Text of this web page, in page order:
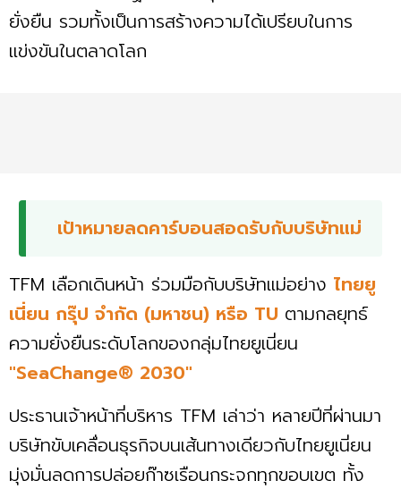
ยั่งยืน รวมทั้งเป็นการสร้างความได้เปรียบในการ
แข่งขันในตลาดโลก
เป้าหมายลดคาร์บอนสอดรับกับบริษัทแม่
TFM เลือกเดินหน้า ร่วมมือกับบริษัทแม่อย่าง ไทยยู
เนี่ยน กรุ๊ป จำกัด (มหาชน) หรือ TU ตามกลยุทธ์
ความยั่งยืนระดับโลกของกลุ่มไทยยูเนี่ยน
"SeaChange® 2030"
ประธานเจ้าหน้าที่บริหาร TFM เล่าว่า หลายปีที่ผ่านมา
บริษัทขับเคลื่อนธุรกิจบนเส้นทางเดียวกับไทยยูเนี่ยน
มุ่งมั่นลดการปล่อยก๊าซเรือนกระจกทุกขอบเขต ทั้ง